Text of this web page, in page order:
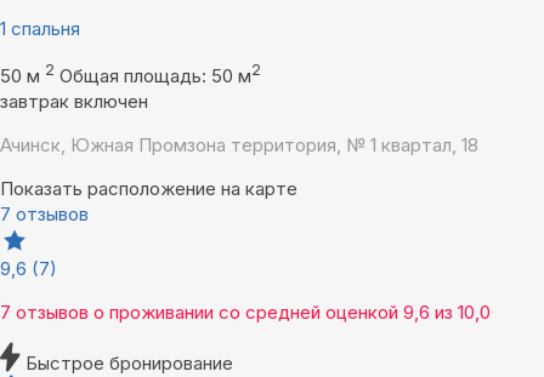
1 спальня
50 м 2 Общая площадь: 50 м2
завтрак включен
Ачинск, Южная Промзона территория, № 1 квартал, 18
Показать расположение на карте
7 отзывов
9,6 (7)
7 отзывов о проживании со средней оценкой 9,6 из 10,0
Быстрое бронирование